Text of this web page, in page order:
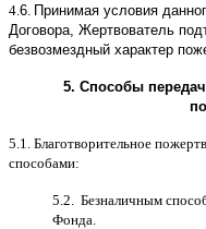
4. 6 Принимая условия
Договора, Жертвователь
безвозмездный характер
5. Способы
5.1. Благотворительное
способами:
5.2. Безналичным
Фонда